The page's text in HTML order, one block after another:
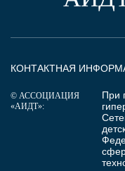
КОНТАКТНАЯ
© АССОЦИАЦИЯ
«АИДТ»:
При